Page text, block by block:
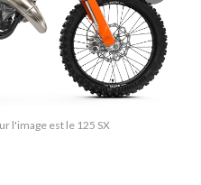
l'image est le 125 SX